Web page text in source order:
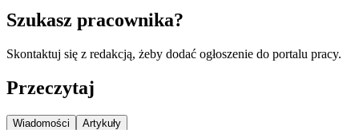
Szukasz pracownika?
Skontaktuj się z redakcją, żeby dodać ogłoszenie do portalu pracy.
Przeczytaj
Wiadomości Artykuły